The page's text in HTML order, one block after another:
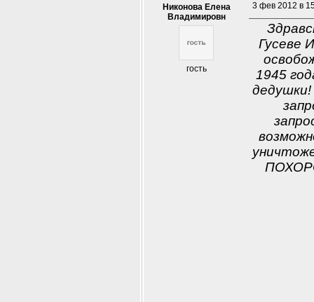
Никонова Елена
Владимировн
гость
3 фев 2012 в
Гусеве
1945